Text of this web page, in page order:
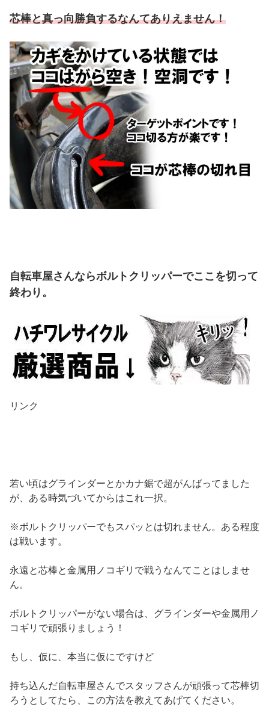
芯棒と真っ向勝負するなんてありえません！
自転車屋さんならボルトクリッパーでここを切って
終わり。
リンク
若い頃はグラインダーとかカナ鋸で超がんばってました
が、ある時気づいてからはこれ一択。
※ボルトクリッパーでもスパッとは切れません。ある程度
は戦います。
永遠と芯棒と金属用ノコギリで戦うなんてことはしませ
ん。
ボルトクリッパーがない場合は、グラインダーや金属用ノ
コギリで頑張りましょう！
もし、仮に、本当に仮にですけど
持ち込んだ自転車屋さんでスタッフさんが頑張って芯棒切
ろうとしてたら、この方法を教えてあげてください。